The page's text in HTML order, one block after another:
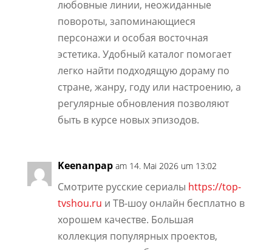
любовные линии, неожиданные
повороты, запоминающиеся
персонажи и особая восточная
эстетика. Удобный каталог помогает
легко найти подходящую дораму по
стране, жанру, году или настроению, а
регулярные обновления позволяют
быть в курсе новых эпизодов.
Keenanpap am 14. Mai 2026 um 13:02
Смотрите русские сериалы https://top-
tvshou.ru и ТВ-шоу онлайн бесплатно в
хорошем качестве. Большая
коллекция популярных проектов,